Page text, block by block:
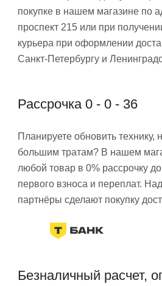
покупке в нашем магазине по
проспект 215 или при
курьера при оформлении
Санкт-Петербургу и
Рассрочка 0 - 0 - 36
Планируете обновить технику,
большим тратам? В нашем
любой товар в 0% рассрочку
первого взноса и переплат.
партнёры сделают покупку
Безналичный расчет,